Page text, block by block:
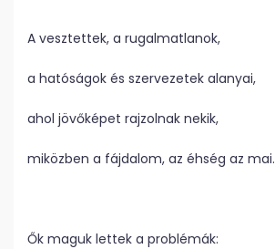
A vesztettek, a rugalmatlanok,
a hatóságok és szervezetek alanyai,
ahol jövőképet rajzolnak nekik,
miközben a fájdalom, az éhség az mai.
Ők maguk lettek a problémák: